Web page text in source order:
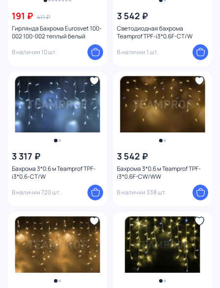
191 ₽ 411 ₽
Гирлянда Бахрома Eurosvet 100-
002 100-002 теплый белый
В наличии 10 шт.
3 542 ₽
Светодиодная бахрома
Teamprof TPF-i3*0.6F-CT/W
В наличии 1 шт.
3 317 ₽
Бахрома 3*0.6 м Teamprof TPF-
i3*0.6-CT/W
В наличии 720 шт.
3 542 ₽
Бахрома 3*0.6 м Teamprof TPF-
i3*0.6F-CW/WW
В наличии 338 шт.
Страна
Высота (мм)
Цвет свечения
Степень пыле-влагозащиты